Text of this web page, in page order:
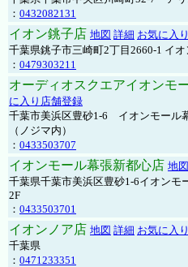
： 0432082131
イオン銚子店 地図 詳細 お気に入
千葉県銚子市三崎町2丁目2660-1 イ
： 0479303211
オーディオスクエアイオンモ
に入り店舗登録
千葉市美浜区豊砂1-6 イオンモール
（ノジマ内）
： 0433503707
イオンモール幕張新都心店 地図
千葉県千葉市美浜区豊砂1-6イオン
2F
： 0433503701
イオンノア店 地図 詳細 お気に入
千葉県
： 0471233351